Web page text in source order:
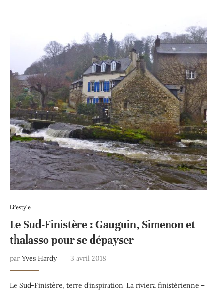
Lifestyle
Le Sud-Finistère : Gauguin, Simenon et
thalasso pour se dépayser
par Yves Hardy 3 avril 2018
Le Sud-Finistère, terre d’inspiration. La riviera finistérienne –